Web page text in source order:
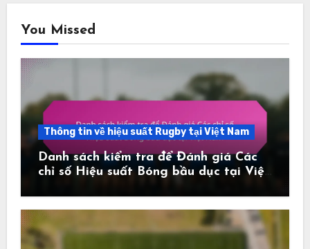
You Missed
Thông tin về hiệu suất Rugby tại Việt Nam
Danh sách kiểm tra để Đánh giá Các
chỉ số Hiệu suất Bóng bầu dục tại Việt